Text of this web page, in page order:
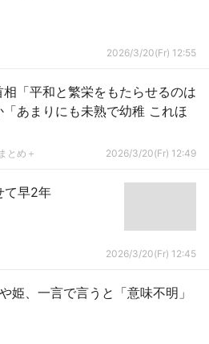
2026/3/20(Fr) 12:55
「平和と繁栄をもたらせるのは
「あまりにも未熟で幼稚 これほ
とめ＋ 2026/3/20(Fr) 12:49
て早2年
2026/3/20(Fr) 12:45
姫、一言で言うと「意味不明」